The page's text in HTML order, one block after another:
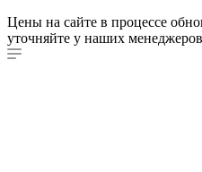
Цены на сайте в процессе
уточняйте у наших